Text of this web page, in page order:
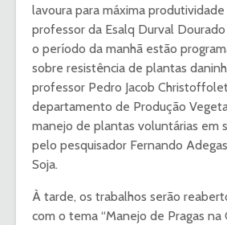
lavoura para máxima produtividade
professor da Esalq Durval
o período da manhã estão
sobre resistência de plantas
professor Pedro Jacob
departamento de Produção
manejo de plantas voluntárias em
pelo pesquisador Fernando
Soja.
À tarde, os trabalhos serão
com o tema “Manejo de Pragas na